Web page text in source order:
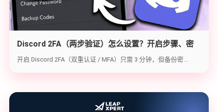
Discord 2FA（两步验证）怎么设置？开启步骤、密
钥备份与炸号救急（2026实战版）
开启 Discord 2FA（双重认证 / MFA）只需 3 分钟，但备份密...